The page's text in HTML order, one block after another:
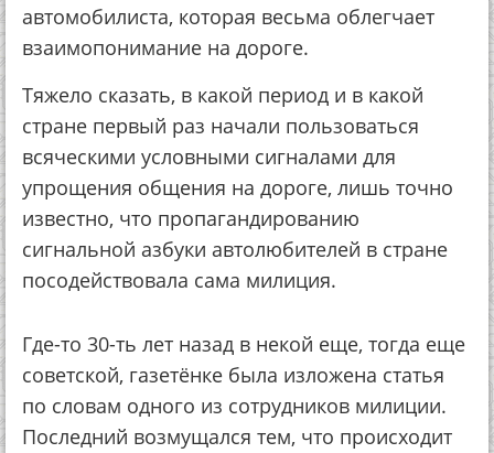
автомобилиста, которая весьма облегчает
взаимопонимание на дороге.
Тяжело сказать, в какой период и в какой
стране первый раз начали пользоваться
всяческими условными сигналами для
упрощения общения на дороге, лишь точно
известно, что пропагандированию
сигнальной азбуки автолюбителей в стране
посодействовала сама милиция.
Где-то 30-ть лет назад в некой еще, тогда еще
советской, газетёнке была изложена статья
по словам одного из сотрудников милиции.
Последний возмущался тем, что происходит